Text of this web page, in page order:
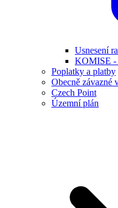
Usnesení
KOMISE -
Poplatky a platby
Obecně závazné
Czech Point
Územní plán